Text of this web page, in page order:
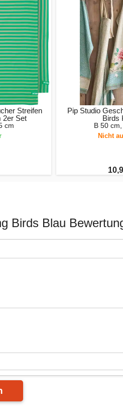
Streifen
2er Set
cm
Pip Studio
Birds
B 50
Nicht
Birds Blau